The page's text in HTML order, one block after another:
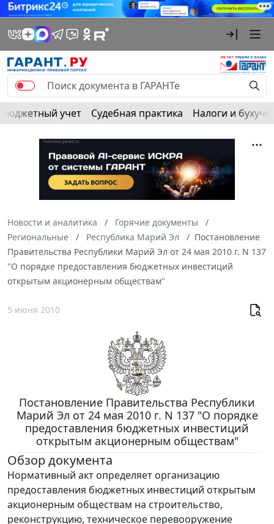
Бюджетный учет Судебная практика Налоги и
Новости и аналитика
Горячие документы
Региональные
Республика Марий Эл
Постановление
Правительства Республики Марий Эл от 24 мая 2010 г. N 137
"О порядке предоставления бюджетных инвестиций
открытым акционерным обществам"
5 июня 2010
Постановление Правительства Республики
Марий Эл от 24 мая 2010 г. N 137 "О порядке
предоставления бюджетных инвестиций
открытым акционерным обществам"
Обзор документа
Нормативный акт определяет организацию
предоставления бюджетных инвестиций открытым
акционерным обществам на строительство,
реконструкцию, техническое перевооружение